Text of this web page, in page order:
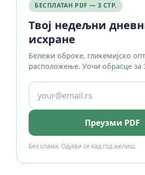
БЕСПЛАТАН PDF — 3 СТР.
Твој недељни
исхране
Бележи оброке, гликемијско
расположење. Уочи обрасце за
Преузми PDF
Без спама. Одјави се кад год желиш.